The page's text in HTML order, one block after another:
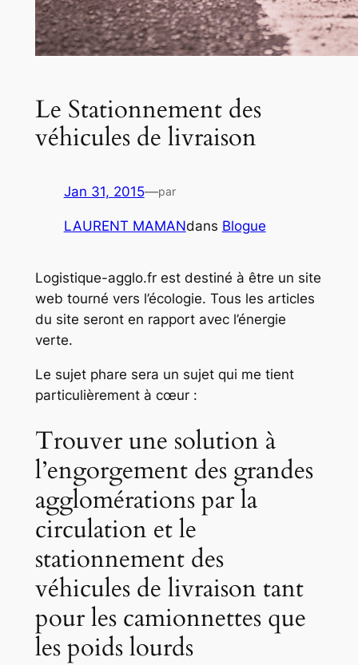
Le Stationnement des
véhicules de livraison
Jan 31, 2015—par
LAURENT MAMANdans Blogue
Logistique-agglo.fr est destiné à être un site
web tourné vers l’écologie. Tous les articles
du site seront en rapport avec l’énergie
verte.
Le sujet phare sera un sujet qui me tient
particulièrement à cœur :
Trouver une solution à
l’engorgement des grandes
agglomérations par la
circulation et le
stationnement des
véhicules de livraison tant
pour les camionnettes que
les poids lourds